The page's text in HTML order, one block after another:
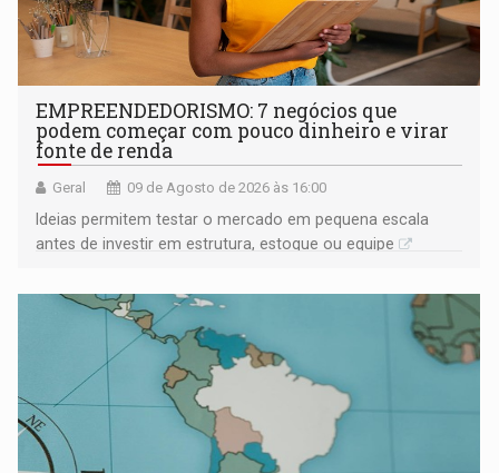
EMPREENDEDORISMO: 7 negócios que
podem começar com pouco dinheiro e virar
fonte de renda
Geral 09 de Agosto de 2026 às 16:00
Ideias permitem testar o mercado em pequena escala
antes de investir em estrutura, estoque ou equipe